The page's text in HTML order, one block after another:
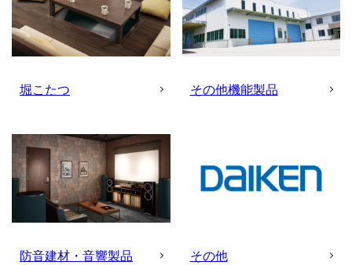
堀こたつ その他機能製品
防音建材・音響製品 その他